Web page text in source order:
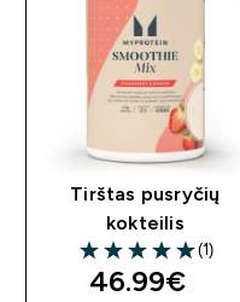
Tirštas pusryčių
kokteilis
5 out of 5 stars
(1)
46.99€‎